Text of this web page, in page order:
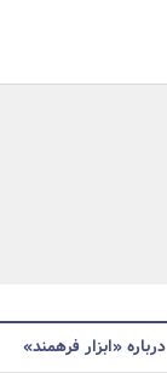
درباره «ابزار فرهمند»